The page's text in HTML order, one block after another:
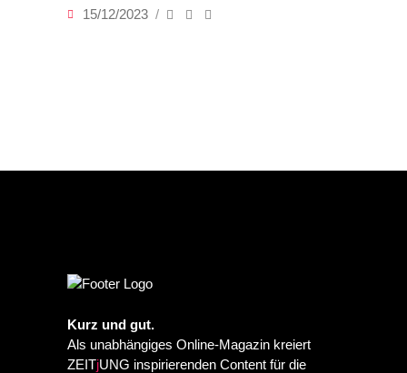
15/12/2023
Kurz und gut.
Als unabhängiges Online-Magazin kreiert
ZEITjUNG inspirierenden Content für die